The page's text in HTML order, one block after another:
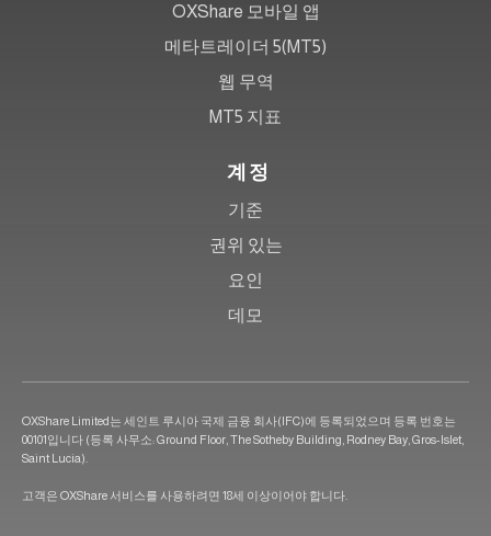
OXShare 모바일 앱
메타트레이더 5(MT5)
웹 무역
MT5 지표
계정
기준
권위 있는
요인
데모
OXShare Limited는 세인트 루시아 국제 금융 회사(IFC)에 등록되었으며 등록 번호는
00101입니다 (등록 사무소: Ground Floor, The Sotheby Building, Rodney Bay, Gros-Islet,
Saint Lucia).
고객은 OXShare 서비스를 사용하려면 18세 이상이어야 합니다.